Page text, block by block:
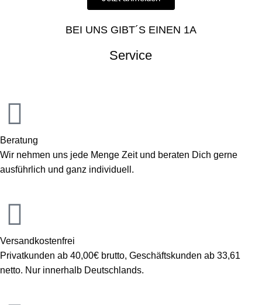
BEI UNS GIBT´S EINEN 1A
Service
Beratung
Wir nehmen uns jede Menge Zeit und beraten Dich gerne
ausführlich und ganz individuell.
Versandkostenfrei
Privatkunden ab 40,00€ brutto, Geschäftskunden ab 33,61
netto. Nur innerhalb Deutschlands.